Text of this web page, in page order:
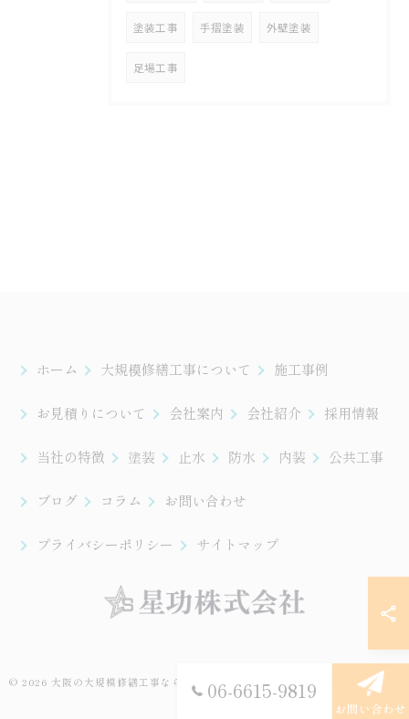
塗装工事 手摺塗装 外壁塗装
足場工事
06-6615-9819
お問い合わせ
ホーム 大規模修繕工事について 施工事例
お見積りについて 会社案内 会社紹介 採用情報
当社の特徴 塗装 止水 防水 内装 公共工事
ブログ コラム お問い合わせ
プライバシーポリシー サイトマップ
© 2026 大阪の大規模修繕工事なら星功株式会社 ALL RIGHTS RESERVED.